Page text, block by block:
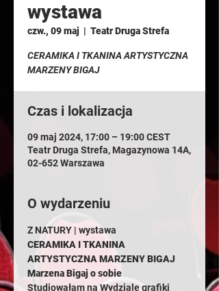
wystawa
czw., 09 maj
  |
Teatr Druga Strefa
CERAMIKA I TKANINA ARTYSTYCZNA
MARZENY BIGAJ
Czas i lokalizacja
09 maj 2024, 17:00 – 19:00 CEST
Teatr Druga Strefa, Magazynowa 14A,
02-652 Warszawa
O wydarzeniu
Z NATURY | wystawa
CERAMIKA I TKANINA
ARTYSTYCZNA MARZENY BIGAJ
Marzena Bigaj o sobie
Studiowałam na Wydziale grafiki